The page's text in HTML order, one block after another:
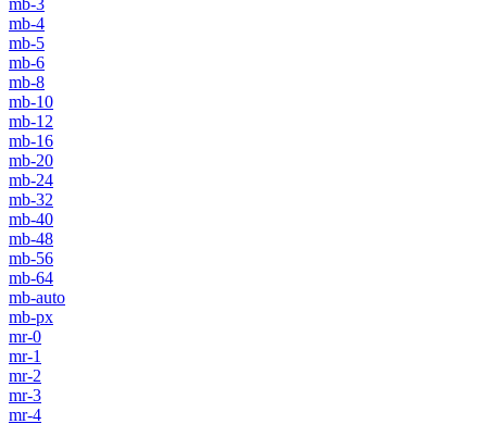
mb-4
mb-5
mb-6
mb-8
mb-10
mb-12
mb-16
mb-20
mb-24
mb-32
mb-40
mb-48
mb-56
mb-64
mb-auto
mb-px
mr-0
mr-1
mr-2
mr-3
mr-4